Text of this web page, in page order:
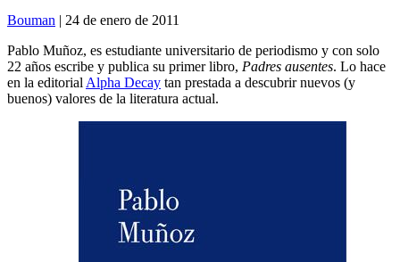
Bouman | 24 de enero de 2011
Pablo Muñoz, es estudiante universitario de periodismo y con solo
22 años escribe y publica su primer libro, Padres ausentes. Lo hace
en la editorial Alpha Decay tan prestada a descubrir nuevos (y
buenos) valores de la literatura actual.